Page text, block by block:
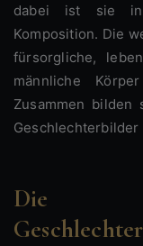
dabei ist sie in
Komposition. Die
fürsorgliche,
männliche
Zusammen
Geschlechterbilder
Die